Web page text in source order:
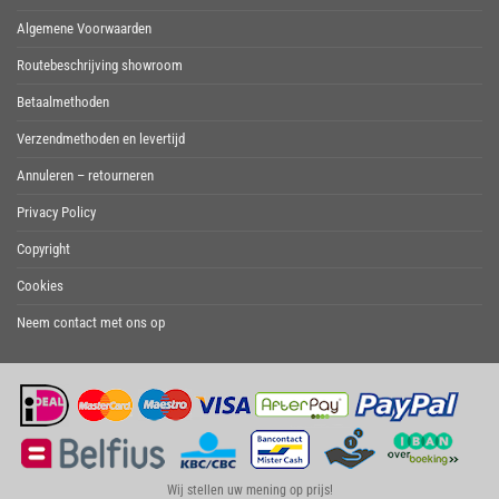
Algemene Voorwaarden
Routebeschrijving showroom
Betaalmethoden
Verzendmethoden en levertijd
Annuleren – retourneren
Privacy Policy
Copyright
Cookies
Neem contact met ons op
Wij stellen uw mening op prijs!